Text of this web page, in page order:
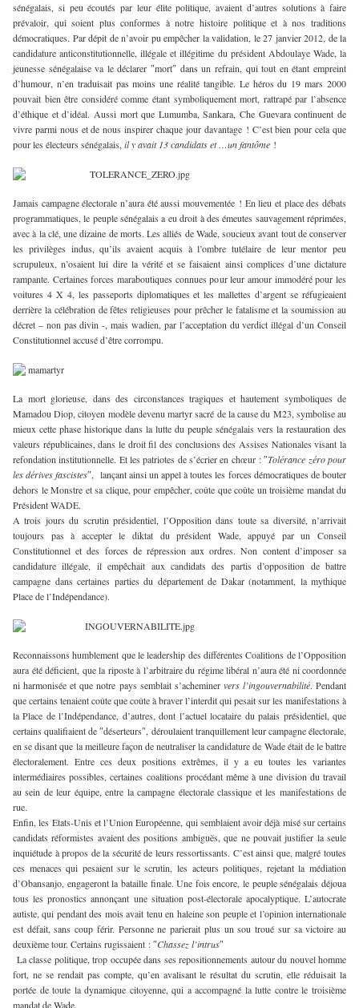
sénégalais, si peu écoutés par leur élite politique, avaient d’autres solutions à faire
prévaloir, qui soient plus conformes à notre histoire politique et à nos traditions
démocratiques. Par dépit de n’avoir pu empêcher la validation, le 27 janvier 2012, de la
candidature anticonstitutionnelle, illégale et illégitime du président Abdoulaye Wade, la
jeunesse sénégalaise va le déclarer ″mort″ dans un refrain, qui tout en étant empreint
d’humour, n’en traduisait pas moins une réalité tangible. Le héros du 19 mars 2000
pouvait bien être considéré comme étant symboliquement mort, rattrapé par l’absence
d’éthique et d’idéal. Aussi mort que Lumumba, Sankara, Che Guevara continuent de
vivre parmi nous et de nous inspirer chaque jour davantage ! C’est bien pour cela que
pour les électeurs sénégalais, il y avait 13 candidats et …un fantôme !
Jamais campagne électorale n’aura été aussi mouvementée ! En lieu et place des débats
programmatiques, le peuple sénégalais a eu droit à des émeutes sauvagement réprimées,
avec à la clé, une dizaine de morts. Les alliés de Wade, soucieux avant tout de conserver
les privilèges indus, qu’ils avaient acquis à l’ombre tutélaire de leur mentor peu
scrupuleux, n’osaient lui dire la vérité et se faisaient ainsi complices d’une dictature
rampante. Certaines forces maraboutiques connues pour leur amour immodéré pour les
voitures 4 X 4, les passeports diplomatiques et les mallettes d’argent se réfugieaient
derrière la célébration de fêtes religieuses pour prêcher le fatalisme et la soumission au
décret – non pas divin -, mais wadien, par l’acceptation du verdict illégal d’un Conseil
Constitutionnel accusé d’être corrompu.
La mort glorieuse, dans des circonstances tragiques et hautement symboliques de
Mamadou Diop, citoyen modèle devenu martyr sacré de la cause du M23, symbolise au
mieux cette phase historique dans la lutte du peuple sénégalais vers la restauration des
valeurs républicaines, dans le droit fil des conclusions des Assises Nationales visant la
refondation institutionnelle. Et les patriotes de s’écrier en chœur : ″Tolérance zéro pour
les dérives fascistes″, lançant ainsi un appel à toutes les forces démocratiques de bouter
dehors le Monstre et sa clique, pour empêcher, coûte que coûte un troisième mandat du
Président WADE.
A trois jours du scrutin présidentiel, l’Opposition dans toute sa diversité, n’arrivait
toujours pas à accepter le diktat du président Wade, appuyé par un Conseil
Constitutionnel et des forces de répression aux ordres. Non content d’imposer sa
candidature illégale, il empêchait aux candidats des partis d’opposition de battre
campagne dans certaines parties du département de Dakar (notamment, la mythique
Place de l’Indépendance).
Reconnaissons humblement que le leadership des différentes Coalitions de l’Opposition
aura été déficient, que la riposte à l’arbitraire du régime libéral n’aura été ni coordonnée
ni harmonisée et que notre pays semblait s’acheminer vers l’ingouvernabilité. Pendant
que certains tenaient coûte que coûte à braver l’interdit qui pesait sur les manifestations à
la Place de l’Indépendance, d’autres, dont l’actuel locataire du palais présidentiel, que
certains qualifiaient de ″déserteurs″, déroulaient tranquillement leur campagne électorale,
en se disant que la meilleure façon de neutraliser la candidature de Wade était de le battre
électoralement. Entre ces deux positions extrêmes, il y a eu toutes les variantes
intermédiaires possibles, certaines coalitions procédant même à une division du travail
au sein de leur équipe, entre la campagne électorale classique et les manifestations de
rue.
Enfin, les Etats-Unis et l’Union Européenne, qui semblaient avoir déjà misé sur certains
candidats réformistes avaient des positions ambiguës, que ne pouvait justifier la seule
inquiétude à propos de la sécurité de leurs ressortissants. C’est ainsi que, malgré toutes
ces menaces qui pesaient sur le scrutin, les acteurs politiques, rejetant la médiation
d’Obansanjo, engageront la bataille finale. Une fois encore, le peuple sénégalais déjoua
tous les pronostics annonçant une situation post-électorale apocalyptique. L’autocrate
autiste, qui pendant des mois avait tenu en haleine son peuple et l’opinion internationale
est défait, sans coup férir. Personne ne parierait plus un sou troué sur sa victoire au
deuxième tour. Certains rugissaient : ″Chassez l’intrus″
La classe politique, trop occupée dans ses repositionnements autour du nouvel homme
fort, ne se rendait pas compte, qu’en avalisant le résultat du scrutin, elle réduisait la
portée de toute la dynamique citoyenne, qui a accompagné la lutte contre le troisième
mandat de Wade.